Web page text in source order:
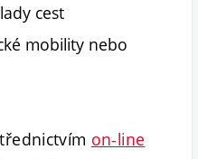
cest
mobility nebo
on-line